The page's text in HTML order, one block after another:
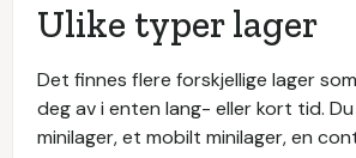
Ulike typer lager
Det finnes flere forskjellige lager
deg av i enten lang- eller kort tid.
minilager, et mobilt minilager, en